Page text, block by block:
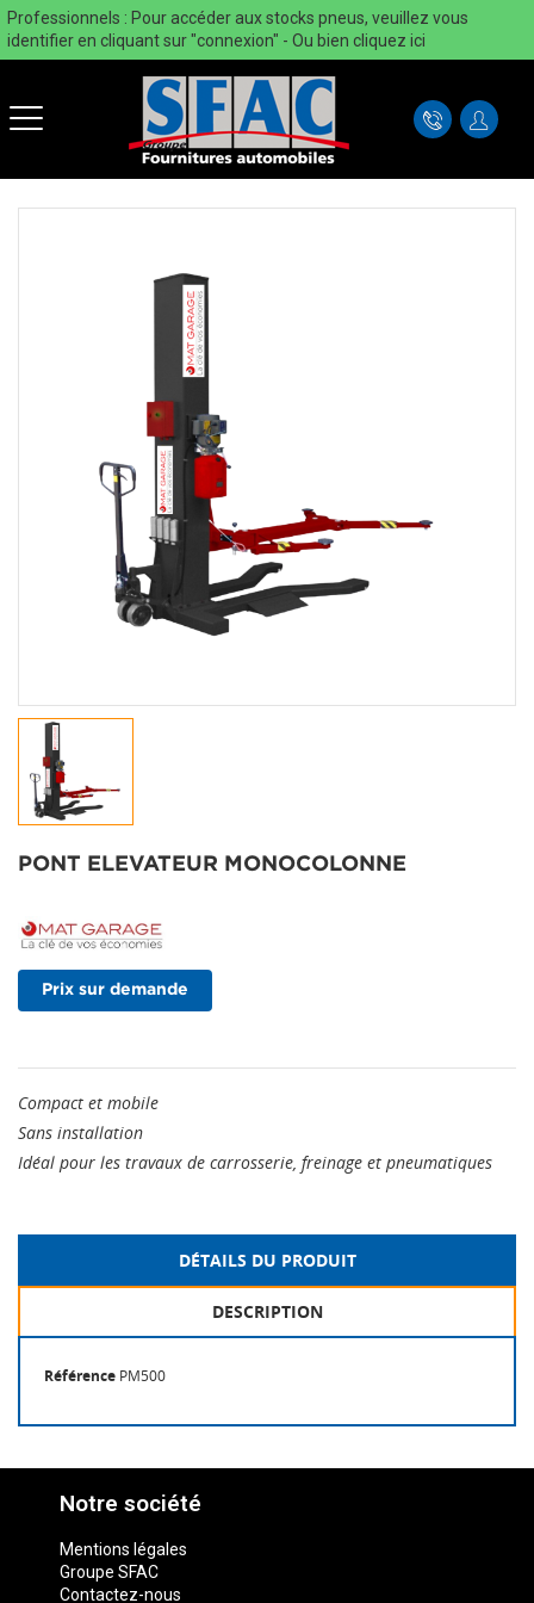
Professionnels : Pour accéder aux stocks pneus, veuillez vous
identifier en cliquant sur "connexion" - Ou bien cliquez ici
PONT ELEVATEUR MONOCOLONNE
Prix sur demande
Compact et mobile
Sans installation
Idéal pour les travaux de carrosserie, freinage et pneumatiques
DÉTAILS DU PRODUIT
DESCRIPTION
Référence PM500
Notre société
Mentions légales
Groupe SFAC
Contactez-nous